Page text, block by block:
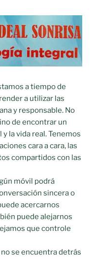
a tiempo de
a utilizar las
y responsable. No
de encontrar un
la vida real. Tenemos
cara a cara, las
compartidos con las
móvil podrá
sincera o
acercarnos
puede alejarnos
que controle
se encuentra detrás